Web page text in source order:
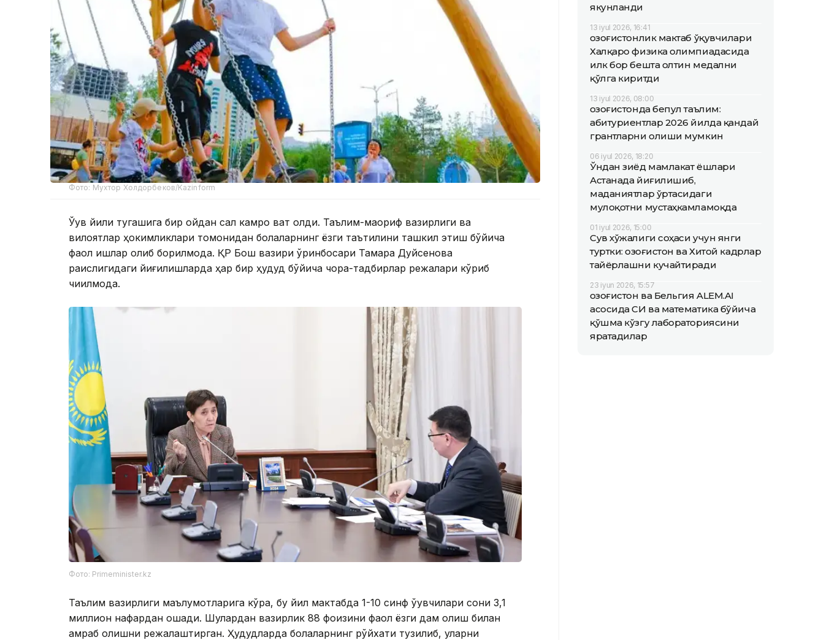
Фото: Мухтор Холдорбеков/Kazinform
Ўқув йили тугашига бир ойдан сал камроқ вақт қолди. Таълим-маориф вазирлиги ва
вилоятлар ҳокимликлари томонидан болаларнинг ёзги таътилини ташкил этиш бўйича
фаол ишлар олиб борилмоқда. ҚР Бош вазири ўринбосари Тамара Дуйсенова
раислигидаги йиғилишларда ҳар бир ҳудуд бўйича чора-тадбирлар режалари кўриб
чиқилмоқда.
Фото: Рrimeminister.kz
Таълим вазирлиги маълумотларига кўра, бу йил мактабда 1-10 синф ўқувчилари сони 3,1
миллион нафардан ошади. Шулардан вазирлик 88 фоизини фаол ёзги дам олиш билан
қамраб олишни режалаштирган. Ҳудудларда болаларнинг рўйхати тузилиб, уларни
якунланди
13 iyul 2026, 16:41
Қозоғистонлик мактаб ўқувчилари
Халқаро физика олимпиадасида
илк бор бешта олтин медални
қўлга киритди
13 iyul 2026, 08:00
Қозоғистонда бепул таълим:
абитуриентлар 2026 йилда қандай
грантларни олиши мумкин
06 iyul 2026, 18:20
Ўндан зиёд мамлакат ёшлари
Астанада йиғилишиб,
маданиятлар ўртасидаги
мулоқотни мустаҳкамламоқда
01 iyul 2026, 15:00
Сув хўжалиги соҳаси учун янги
туртки: Қозоғистон ва Хитой кадрлар
тайёрлашни кучайтиради
23 iyun 2026, 15:57
Қозоғистон ва Бельгия ALEM.AI
асосида СИ ва математика бўйича
қўшма кўзгу лабораториясини
яратадилар